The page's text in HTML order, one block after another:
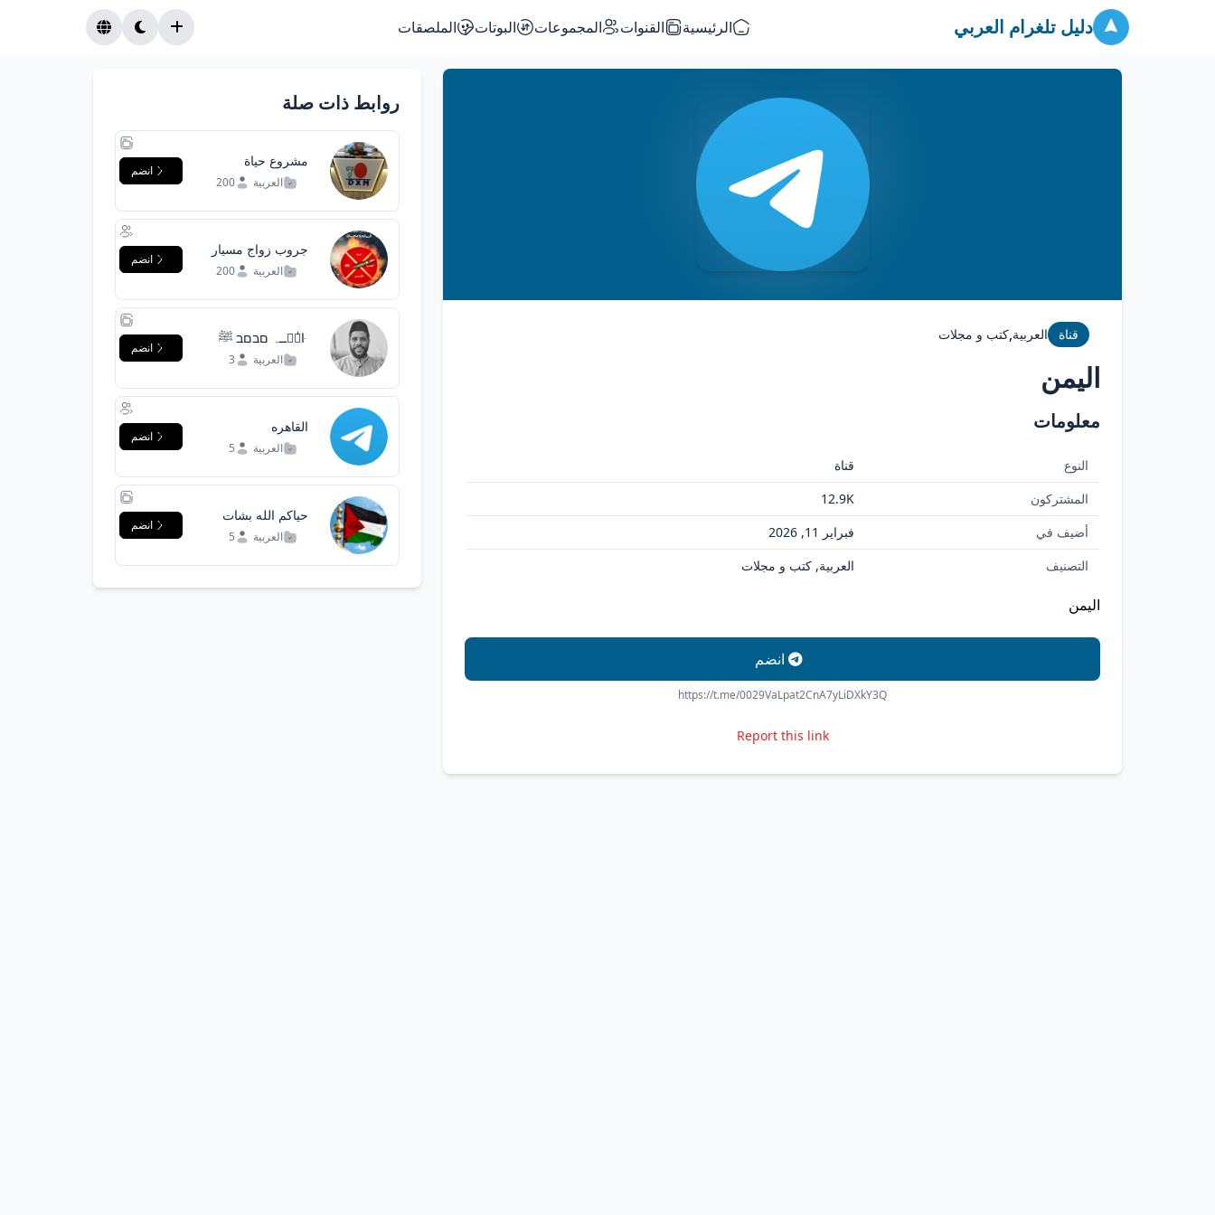
دليل تلغرام العربي الرئيسية القنوات المجموعات البوتات الملصقات
قناة العربية,كتب و مجلات
اليمن
معلومات
النوع
قناة
المشتركون
12.9K
أضيف في
فبراير 11, 2026
التصنيف
العربية, كتب و مجلات
اليمن
انضم
https://t.me/0029VaLpat2CnA7yLiDXkY3Q
Report this link
روابط ذات صلة
مشروع حياة
العربية 200
انضم
جروب زواج مسيار
اليمنالعربية 200
انضم
ۛ ּا̍مۘــہ םבםב ﷺ
العربية 3
انضم
القاهره
العربية 5
انضم
حياكم الله بشات
فلسطيني الحبيبة
العربية 5
انضم